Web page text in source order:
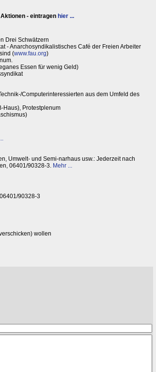
- eintragen hier ...
Drei Schwätzern
- Anarchosyndikalistisches Café der Freien Arbeiter
(www.fau.org)
Essen für wenig Geld)
Computerinteressierten aus dem Umfeld des
Haus), Protestplenum
Umwelt- und Semi-narhaus usw.: Jederzeit nach
06401/90328-3. Mehr ...
90328-3
wollen